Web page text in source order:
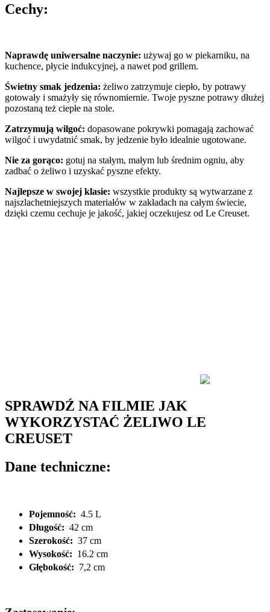
Cechy:
Naprawdę uniwersalne naczynie: używaj go w piekarniku, na
kuchence, płycie indukcyjnej, a nawet pod grillem.
Świetny smak jedzenia: żeliwo zatrzymuje ciepło, by potrawy
gotowały i smażyły się równomiernie. Twoje pyszne potrawy dłużej
pozostaną też ciepłe na stole.
Zatrzymują wilgoć: dopasowane pokrywki pomagają zachować
wilgoć i uwydatnić smak, by jedzenie było idealnie ugotowane.
Nie za gorąco: gotuj na stałym, małym lub średnim ogniu, aby
zadbać o żeliwo i uzyskać pyszne efekty.
Najlepsze w swojej klasie: wszystkie produkty są wytwarzane z
najszlachetniejszych materiałów w zakładach na całym świecie,
dzięki czemu cechuje je jakość, jakiej oczekujesz od Le Creuset.
SPRAWDŹ NA FILMIE JAK
WYKORZYSTAĆ ŻELIWO LE
CREUSET
Dane techniczne:
Pojemność: 4.5 L
Długość: 42 cm
Szerokość: 37 cm
Wysokość: 16.2 cm
Głębokość: 7,2 cm